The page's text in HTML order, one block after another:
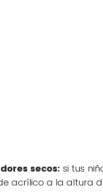
secos: si tus
acrílico a la altura